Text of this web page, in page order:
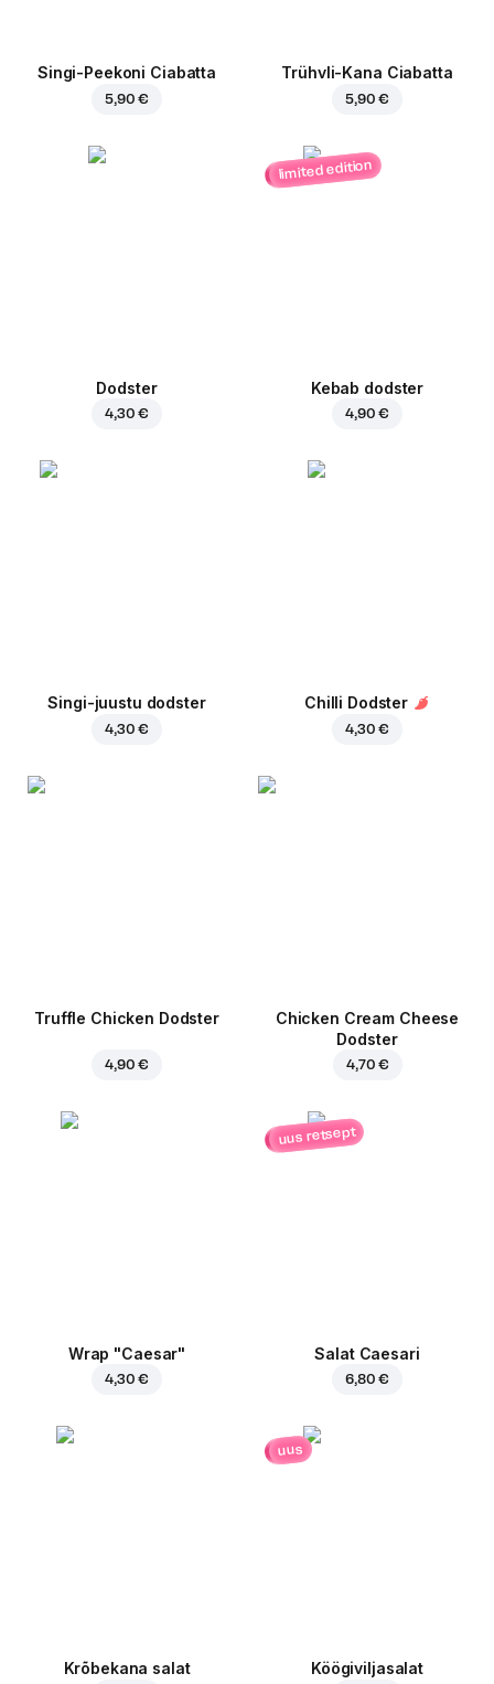
Singi-Peekoni Ciabatta
5,90 €
Trühvli-Kana Ciabatta
5,90 €
Dodster
4,30 €
limited edition
Kebab dodster
4,90 €
Singi-juustu dodster
4,30 €
Chilli Dodster
4,30 €
Truffle Chicken Dodster
4,90 €
Chicken Cream Cheese
Dodster
4,70 €
Wrap "Caesar"
4,30 €
uus retsept
Salat Caesari
6,80 €
Krõbekana salat
uus
Köögiviljasalat